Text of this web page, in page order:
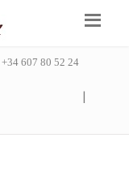
607 80 52 24
|